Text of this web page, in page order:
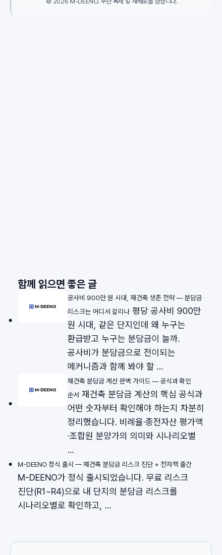
함께 읽으면 좋은 글
공사비 900만 원 시대, 재건축 생존 전략 — 분담금
리스크는 어디서 갈리나 평당 공사비 900만
원 시대, 같은 단지인데 왜 누구는
환급받고 누구는 분담금이 늘까.
공사비가 분담금으로 전이되는
메커니즘과 함께 봐야 할 …
재건축 분담금 계산 완벽 가이드 — 공식과 확인
순서 재건축 분담금 계산의 핵심 공식과
어떤 숫자부터 확인해야 하는지 차분히
정리했습니다. 비례율·종전자산 평가액
·조합원 분양가의 의미와 시나리오별
…
M-DEENO 정식 출시 — 재건축 분담금 리스크 진단 + 전자책 출간
M-DEENO가 정식 출시되었습니다. 무료 리스크
진단(R1~R4)으로 내 단지의 분담금 리스크를
시나리오별로 확인하고, …